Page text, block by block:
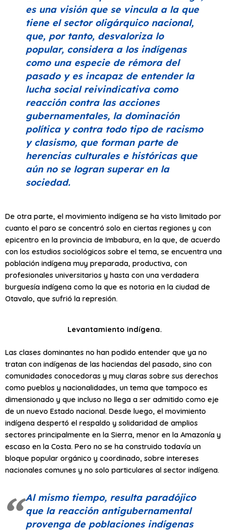
es una visión que se vincula a la que
tiene el sector oligárquico nacional,
que, por tanto, desvaloriza lo
popular, considera a los indígenas
como una especie de rémora del
pasado y es incapaz de entender la
lucha social reivindicativa como
reacción contra las acciones
gubernamentales, la dominación
política y contra todo tipo de racismo
y clasismo, que forman parte de
herencias culturales e históricas que
aún no se logran superar en la
sociedad.
De otra parte, el movimiento indígena se ha visto limitado por
cuanto el paro se concentró solo en ciertas regiones y con
epicentro en la provincia de Imbabura, en la que, de acuerdo
con los estudios sociológicos sobre el tema, se encuentra una
población indígena muy preparada, productiva, con
profesionales universitarios y hasta con una verdadera
burguesía indígena como la que es notoria en la ciudad de
Otavalo, que sufrió la represión.
Levantamiento indígena.
Las clases dominantes no han podido entender que ya no
tratan con indígenas de las haciendas del pasado, sino con
comunidades conocedoras y muy claras sobre sus derechos
como pueblos y nacionalidades, un tema que tampoco es
dimensionado y que incluso no llega a ser admitido como eje
de un nuevo Estado nacional. Desde luego, el movimiento
indígena despertó el respaldo y solidaridad de amplios
sectores principalmente en la Sierra, menor en la Amazonía y
escaso en la Costa. Pero no se ha construido todavía un
bloque popular orgánico y coordinado, sobre intereses
nacionales comunes y no solo particulares al sector indígena.
Al mismo tiempo, resulta paradójico
que la reacción antigubernamental
provenga de poblaciones indígenas